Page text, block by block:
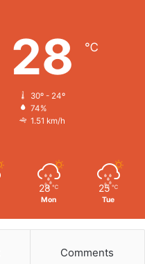
28 ℃
30º - 24º
74%
1.51 km/h
28 ℃
Mon
25 ℃
Tue
Comments